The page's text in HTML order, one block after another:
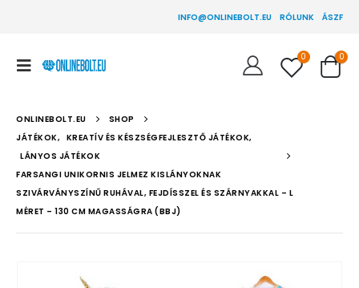
INFO@ONLINEBOLT.EU RÓLUNK ÁSZF
0 0
ONLINEBOLT.EU
SHOP
JÁTÉKOK, KREATÍV ÉS KÉSZSÉGFEJLESZTŐ JÁTÉKOK,
LÁNYOS JÁTÉKOK
FARSANGI UNIKORNIS JELMEZ KISLÁNYOKNAK
SZIVÁRVÁNYSZÍNŰ RUHÁVAL, FEJDÍSSZEL ÉS SZÁRNYAKKAL – L
MÉRET – 130 CM MAGASSÁGRA (BBJ)